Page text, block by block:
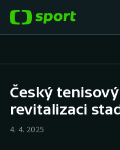
Hokej
Český
revitalizaci
4. 4. 2025